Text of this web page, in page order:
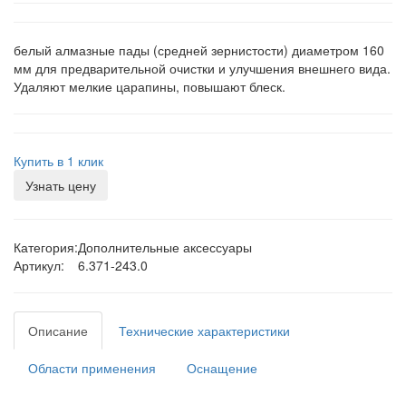
белый алмазные пады (средней зернистости) диаметром 160
мм для предварительной очистки и улучшения внешнего вида.
Удаляют мелкие царапины, повышают блеск.
Купить в 1 клик
Узнать цену
Категория:Дополнительные аксессуары
Артикул:
6.371-243.0
Описание Технические характеристики
Области применения Оснащение